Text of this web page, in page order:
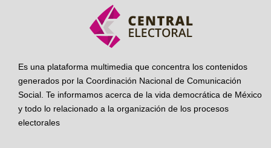
Es una plataforma multimedia que concentra los contenidos
generados por la Coordinación Nacional de Comunicación
Social. Te informamos acerca de la vida democrática de México
y todo lo relacionado a la organización de los procesos
electorales